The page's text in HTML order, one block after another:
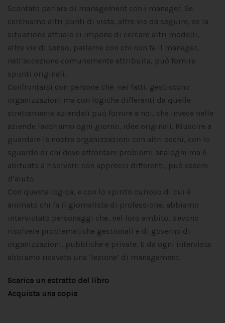
Scontato parlare di management con i manager. Se
cerchiamo altri punti di vista, altre vie da seguire, se la
situazione attuale ci impone di cercare altri modelli,
altre vie di senso, parlarne con chi non fa il manager,
nell’accezione comunemente attribuita, può fornire
spunti originali.
Confrontarsi con persone che, nei fatti, gestiscono
organizzazioni ma con logiche differenti da quelle
strettamente aziendali può fornire a noi, che invece nelle
aziende lavoriamo ogni giorno, idee originali. Riuscire a
guardare le nostre organizzazioni con altri occhi, con lo
sguardo di chi deve affrontare problemi analoghi ma è
abituato a risolverli con approcci differenti, può essere
d’aiuto.
Con questa logica, e con lo spirito curioso di cui è
animato chi fa il giornalista di professione, abbiamo
intervistato personaggi che, nel loro ambito, devono
risolvere problematiche gestionali e di governo di
organizzazioni, pubbliche e private. E da ogni intervista
abbiamo ricavato una ‘lezione’ di management.
Scarica un estratto del libro
Acquista una copia